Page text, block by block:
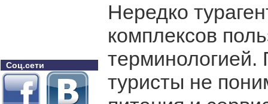
Соц.сети
Нередко
комплексов
терминологией.
туристы не